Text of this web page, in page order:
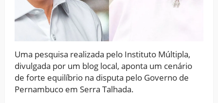
Uma pesquisa realizada pelo Instituto Múltipla,
divulgada por um blog local, aponta um cenário
de forte equilíbrio na disputa pelo Governo de
Pernambuco em Serra Talhada.